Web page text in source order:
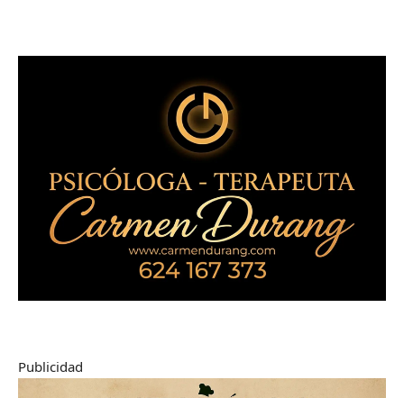
Publicidad